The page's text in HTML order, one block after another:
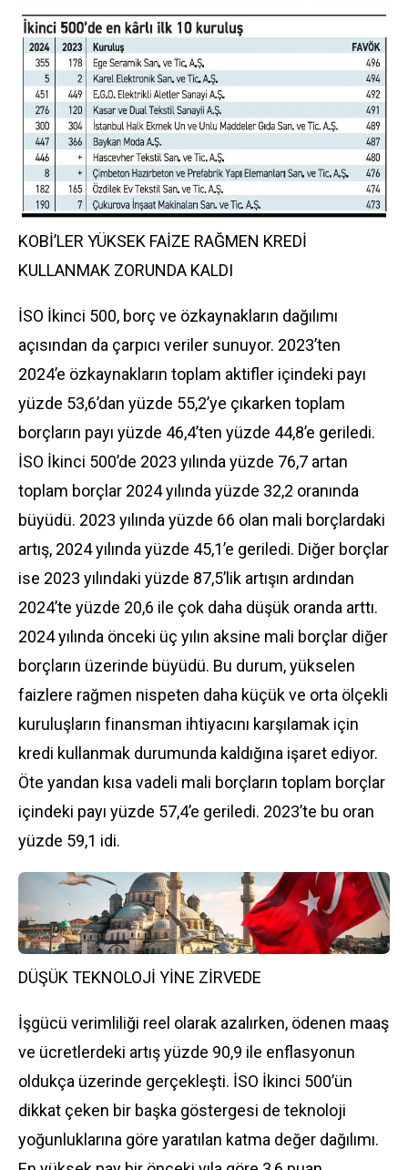
KOBİ’LER YÜKSEK FAİZE RAĞMEN KREDİ
KULLANMAK ZORUNDA KALDI
İSO İkinci 500, borç ve özkaynakların dağılımı
açısından da çarpıcı veriler sunuyor. 2023’ten
2024’e özkaynakların toplam aktifler içindeki payı
yüzde 53,6’dan yüzde 55,2’ye çıkarken toplam
borçların payı yüzde 46,4’ten yüzde 44,8’e geriledi.
İSO İkinci 500’de 2023 yılında yüzde 76,7 artan
toplam borçlar 2024 yılında yüzde 32,2 oranında
büyüdü. 2023 yılında yüzde 66 olan mali borçlardaki
artış, 2024 yılında yüzde 45,1’e geriledi. Diğer borçlar
ise 2023 yılındaki yüzde 87,5’lik artışın ardından
2024’te yüzde 20,6 ile çok daha düşük oranda arttı.
2024 yılında önceki üç yılın aksine mali borçlar diğer
borçların üzerinde büyüdü. Bu durum, yükselen
faizlere rağmen nispeten daha küçük ve orta ölçekli
kuruluşların finansman ihtiyacını karşılamak için
kredi kullanmak durumunda kaldığına işaret ediyor.
Öte yandan kısa vadeli mali borçların toplam borçlar
içindeki payı yüzde 57,4’e geriledi. 2023’te bu oran
yüzde 59,1 idi.
DÜŞÜK TEKNOLOJİ YİNE ZİRVEDE
İşgücü verimliliği reel olarak azalırken, ödenen maaş
ve ücretlerdeki artış yüzde 90,9 ile enflasyonun
oldukça üzerinde gerçekleşti. İSO İkinci 500’ün
dikkat çeken bir başka göstergesi de teknoloji
yoğunluklarına göre yaratılan katma değer dağılımı.